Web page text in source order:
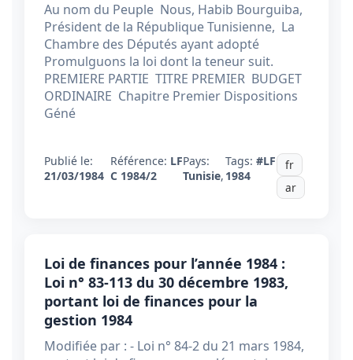
Au nom du Peuple Nous, Habib Bourguiba,
Président de la République Tunisienne, La
Chambre des Députés ayant adopté
Promulguons la loi dont la teneur suit.
PREMIERE PARTIE TITRE PREMIER BUDGET
ORDINAIRE Chapitre Premier Dispositions
Géné
Publié le:
21/03/1984
Référence: LF
C 1984/2
Pays:
Tunisie,
Tags: #LF
1984
fr
ar
Loi de finances pour l’année 1984 :
Loi n° 83-113 du 30 décembre 1983,
portant loi de finances pour la
gestion 1984
Modifiée par : - Loi n° 84-2 du 21 mars 1984,